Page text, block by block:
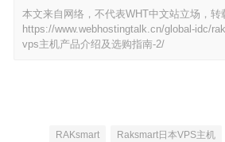
本文来自网络，不代表WHT中文站立场，转
https://www.webhostingtalk.cn/global-idc/
vps主机产品介绍及选购指南-2/
RAKsmart Raksmart日本VPS主机